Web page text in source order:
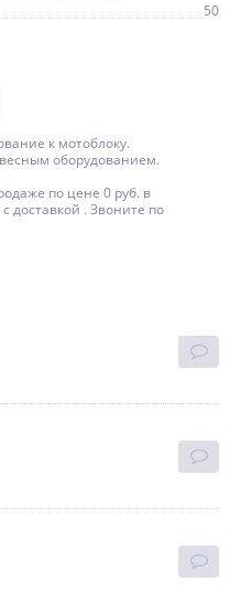
50
к мотоблоку.
оборудованием.
по цене 0 руб. в
доставкой . Звоните по